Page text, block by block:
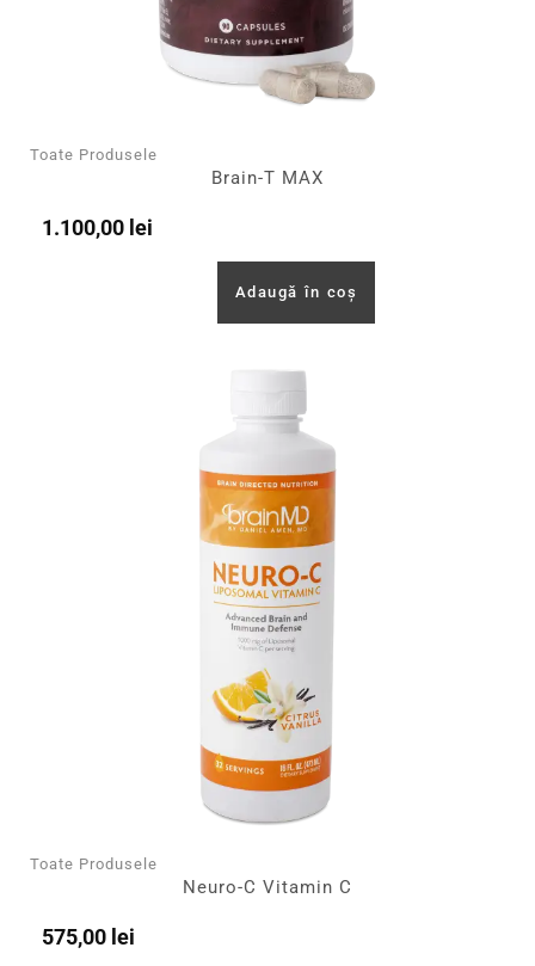
Toate Produsele
Brain-T MAX
1.100,00 lei
Adaugă în coș
Toate Produsele
Neuro-C Vitamin C
575,00 lei